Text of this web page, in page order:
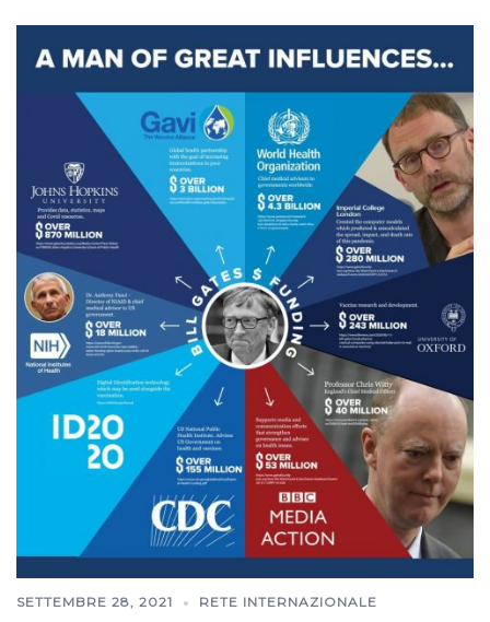
SETTEMBRE 28, 2021 RETE INTERNAZIONALE